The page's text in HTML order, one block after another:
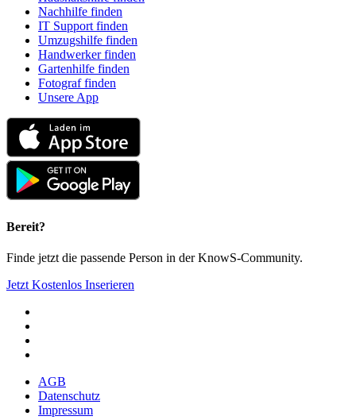
Nachhilfe finden
IT Support finden
Umzugshilfe finden
Handwerker finden
Gartenhilfe finden
Fotograf finden
Unsere App
Bereit?
Finde jetzt die passende Person in der KnowS-Community.
Jetzt Kostenlos Inserieren
AGB
Datenschutz
Impressum